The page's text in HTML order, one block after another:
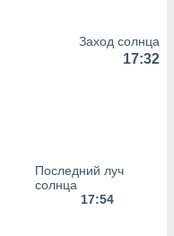
Заход солнца
17:32
Последний луч
солнца
17:54